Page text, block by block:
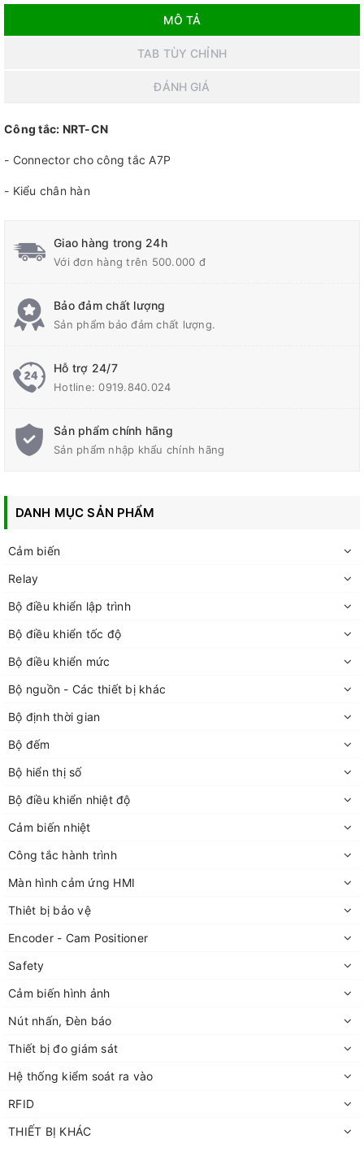
MÔ TẢ
TAB TÙY CHỈNH
ĐÁNH GIÁ
Công tắc: NRT-CN
- Connector cho công tắc A7P
- Kiểu chân hàn
Giao hàng trong 24h
Với đơn hàng trên 500.000 đ
Bảo đảm chất lượng
Sản phẩm bảo đảm chất lượng.
Hỗ trợ 24/7
Hotline:0919.840.024
Sản phẩm chính hãng
Sản phẩm nhập khẩu chính hãng
DANH MỤC SẢN PHẨM
Cảm biến
Relay
Bộ điều khiển lập trình
Bộ điều khiển tốc độ
Bộ điều khiển mức
Bộ nguồn - Các thiết bị khác
Bộ định thời gian
Bộ đếm
Bộ hiển thị số
Bộ điều khiển nhiệt độ
Cảm biến nhiệt
Công tắc hành trình
Màn hình cảm ứng HMI
Thiêt bị bảo vệ
Encoder - Cam Positioner
Safety
Cảm biến hình ảnh
Nút nhấn, Đèn báo
Thiết bị đo giám sát
Hệ thống kiểm soát ra vào
RFID
THIẾT BỊ KHÁC